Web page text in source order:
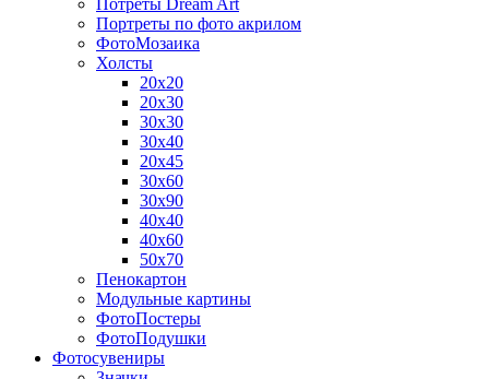
Потреты Dream Art
Портреты по фото акрилом
ФотоМозаика
Холсты
20х20
20х30
30х30
30х40
20х45
30х60
30х90
40х40
40х60
50х70
Пенокартон
Модульные картины
ФотоПостеры
ФотоПодушки
Фотоcувениры